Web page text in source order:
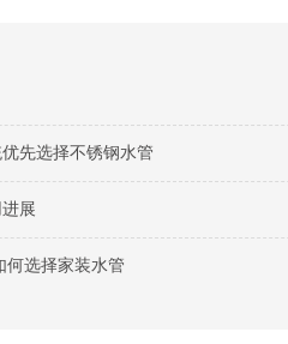
先选择不锈钢水管
展
何选择家装水管